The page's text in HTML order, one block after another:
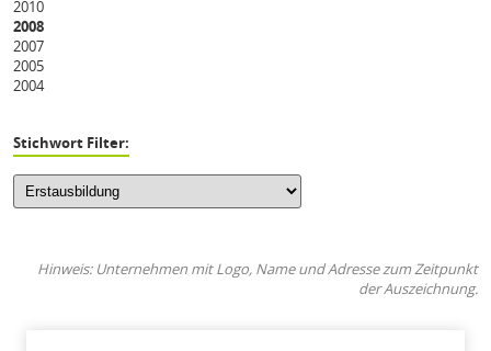
2010
2008
2007
2005
2004
Stichwort Filter:
Hinweis: Unternehmen mit Logo, Name und Adresse zum Zeitpunkt
der Auszeichnung.